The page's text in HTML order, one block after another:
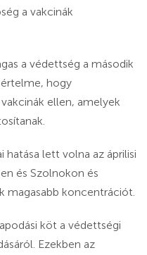
a vakcinák
a védettség a második
hogy
ellen, amelyek
hatása lett volna az áprilisi
és Szolnokon és
magasabb koncentrációt.
köt a védettségi
Ezekben az